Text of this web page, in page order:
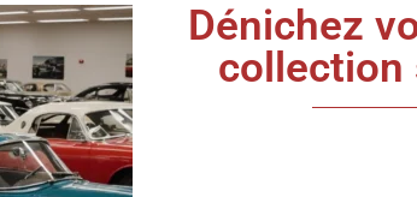
Dénichez
collection